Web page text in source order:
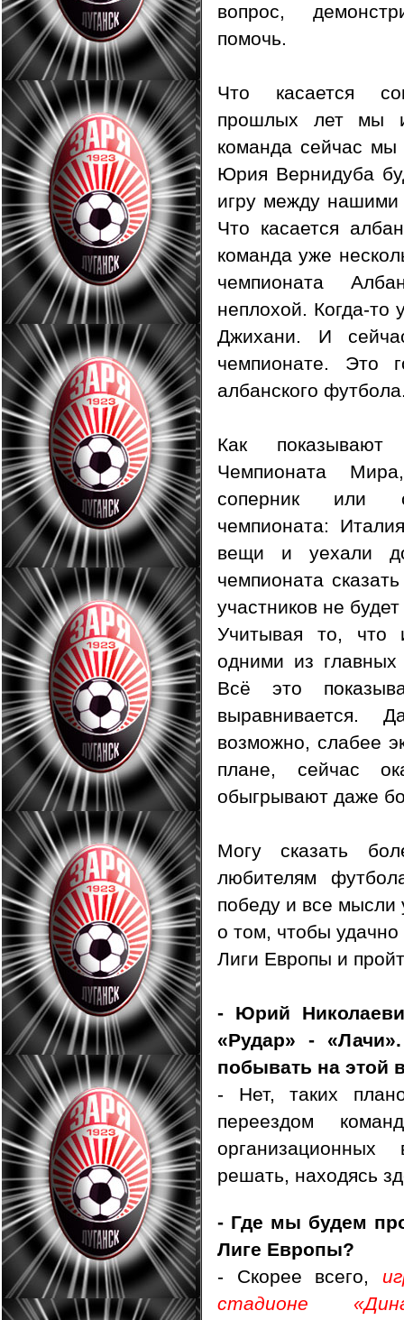
вопрос,
помочь.
Что касается
прошлых лет мы
команда сейчас
Юрия Вернидуба
игру между нашими
Что касается
команда уже
чемпионата
неплохой. Когда-то
Джихани. И
чемпионате. Это
албанского
Как
Чемпионата
соперник или
чемпионата:
вещи и уехали
чемпионата
участников не
Учитывая то, что
одними из
Всё это
выравнивается.
возможно, слабее
плане, сейчас
обыгрывают даже
Могу сказать
любителям
победу и все мысли
о том, чтобы
Лиги Европы и
- Юрий
«Рудар» -
побывать на этой
- Нет, таких
переездом
решать, находясь
- Где мы будем
Лиге Европы?
- Скорее всего,
стадионе